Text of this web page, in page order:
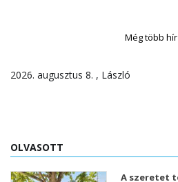
Még több hír
2026. augusztus 8. , László
OLVASOTT
A szeretet